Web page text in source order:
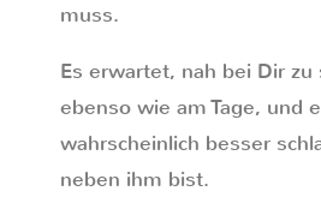
muss.
Es erwartet, nah bei Dir zu
ebenso wie am Tage, und
wahrscheinlich besser
neben ihm bist.